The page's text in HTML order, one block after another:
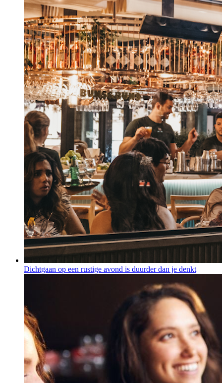
Dichtgaan op een rustige avond is duurder dan je denkt